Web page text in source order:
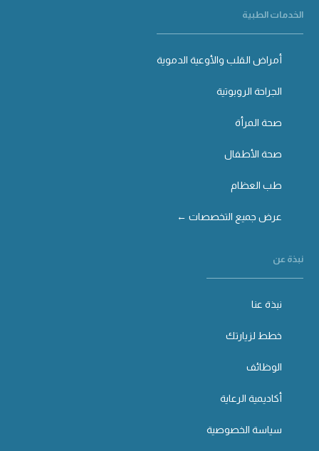
الخدمات الطبية
أمراض القلب والأوعية الدموية
الجراحة الروبوتية
صحة المرأة
صحة الأطفال
طب العظام
عرض جميع التخصصات ←
نبذة عن
نبذة عنا
خطط لزيارتك
الوظائف
أكاديمية الرعاية
سياسة الخصوصية